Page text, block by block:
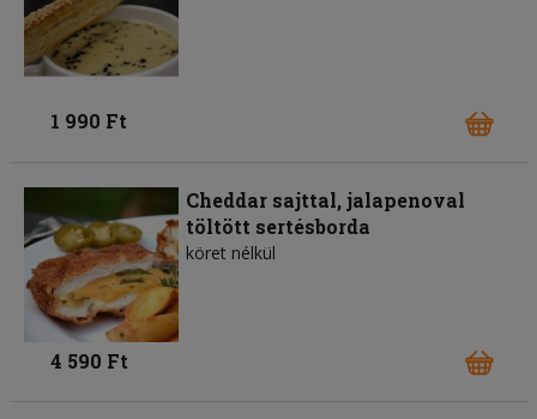
1 990 Ft
Cheddar sajttal, jalapenoval
töltött sertésborda
köret nélkül
4 590 Ft